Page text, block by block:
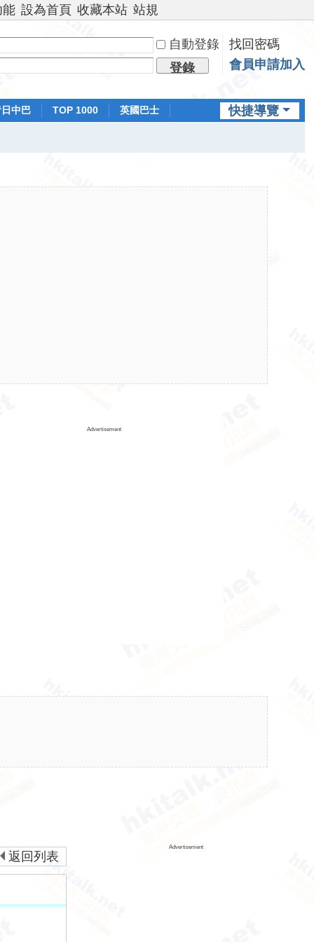
能 設為首頁 收藏本站 站規
自動登錄
找回密碼
登錄
會員申請加入
快捷導覽
中巴 TOP 1000
英國巴士
Advertisement
返回列表
Advertisement